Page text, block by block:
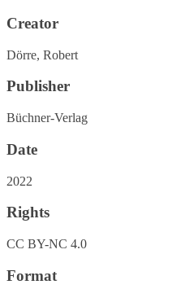
Creator
Dörre, Robert
Publisher
Büchner-Verlag
Date
2022
Rights
CC BY-NC 4.0
Format